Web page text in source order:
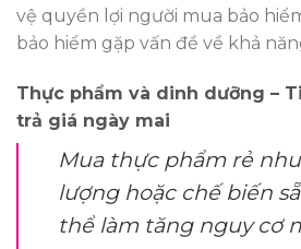
vệ quyền lợi người mua bảo
bảo hiểm gặp vấn đề về khả
Thực phẩm và dinh dưỡng –
trả giá ngày mai
Mua thực phẩm rẻ
lượng hoặc chế biến
thể làm tăng nguy cơ